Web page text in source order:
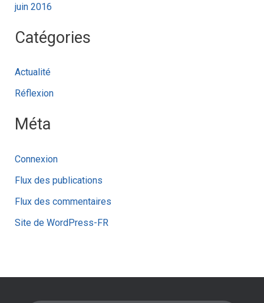
juin 2016
Catégories
Actualité
Réflexion
Méta
Connexion
Flux des publications
Flux des commentaires
Site de WordPress-FR